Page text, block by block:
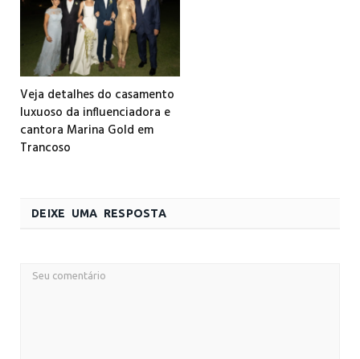
Veja detalhes do casamento
luxuoso da influenciadora e
cantora Marina Gold em
Trancoso
DEIXE UMA RESPOSTA